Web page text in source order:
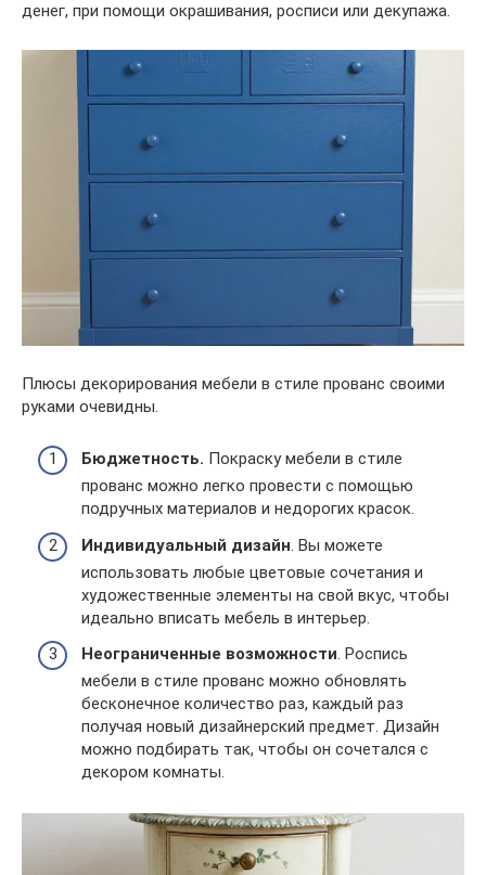
денег, при помощи окрашивания, росписи или декупажа.
Плюсы декорирования мебели в стиле прованс своими
руками очевидны.
Бюджетность. Покраску мебели в стиле
прованс можно легко провести с помощью
подручных материалов и недорогих красок.
Индивидуальный дизайн. Вы можете
использовать любые цветовые сочетания и
художественные элементы на свой вкус, чтобы
идеально вписать мебель в интерьер.
Неограниченные возможности. Роспись
мебели в стиле прованс можно обновлять
бесконечное количество раз, каждый раз
получая новый дизайнерский предмет. Дизайн
можно подбирать так, чтобы он сочетался с
декором комнаты.